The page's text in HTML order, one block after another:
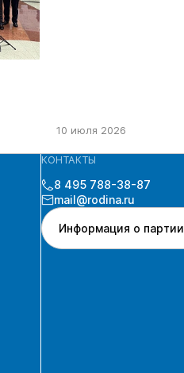
10 июля 2026
КОНТАКТЫ
8 495 788-38-87
mail@rodina.ru
Информация о партии